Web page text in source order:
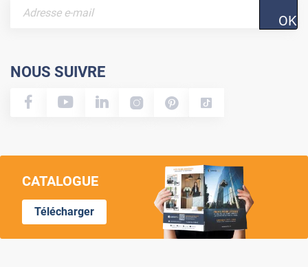
OK
NOUS SUIVRE
CATALOGUE
Télécharger